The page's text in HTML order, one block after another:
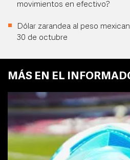
movimientos en efectivo?
Dólar zarandea al peso
30 de octubre
MÁS EN EL